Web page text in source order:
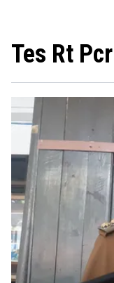
Tes Rt Pcr